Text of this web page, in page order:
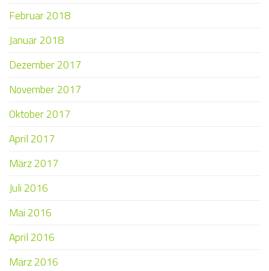
Februar 2018
Januar 2018
Dezember 2017
November 2017
Oktober 2017
April 2017
März 2017
Juli 2016
Mai 2016
April 2016
März 2016